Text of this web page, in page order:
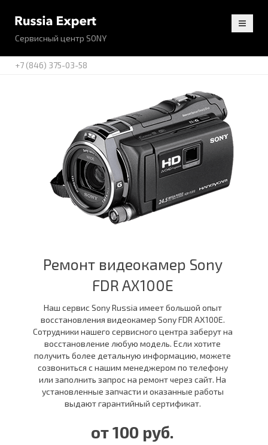
Сервисный центр SONY
+7 (846) 375-03-58
Ремонт видеокамер Sony
FDR AX100E
Наш сервис Sony Russia имеет большой опыт
восстановления видеокамер Sony FDR AX100E.
Сотрудники нашего сервисного центра заберут на
восстановление любую модель. Если хотите
получить более детальную информацию, можете
созвониться с нашим менеджером по телефону
или заполнить запрос на ремонт через сайт. На
установленные запчасти и оказанные работы
выдают гарантийный сертификат.
от 100 руб.